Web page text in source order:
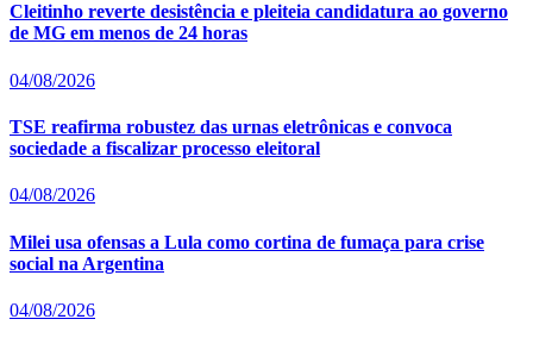
Cleitinho reverte desistência e pleiteia candidatura ao governo
de MG em menos de 24 horas
04/08/2026
TSE reafirma robustez das urnas eletrônicas e convoca
sociedade a fiscalizar processo eleitoral
04/08/2026
Milei usa ofensas a Lula como cortina de fumaça para crise
social na Argentina
04/08/2026